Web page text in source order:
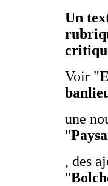
Un
Voir "
une
"
, des
"